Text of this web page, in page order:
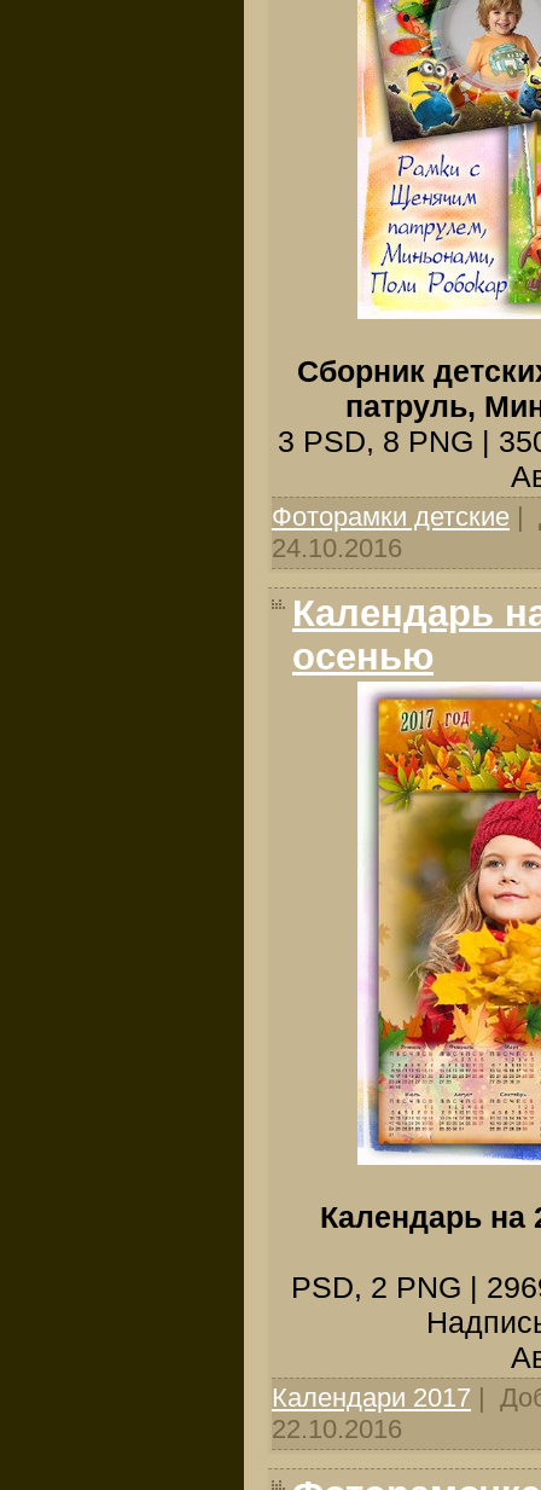
Сборник
патруль,
3 PSD, 8 PNG |
Фоторамки детские |
24.10.2016
Календарь
осенью
Календарь на
PSD, 2 PNG |
Календари 2017 |
22.10.2016